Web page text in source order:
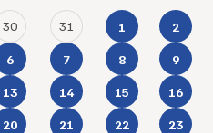
30 31 1 2
6 7 8 9
13 14 15 16
20 21 22 23